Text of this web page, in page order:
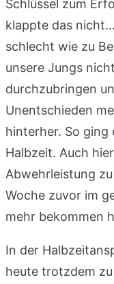
Schlüssel zum
klappte das
schlecht wie zu
unsere Jungs
durchzubringen
Unentschieden
hinterher. So ging
Halbzeit. Auch
Abwehrleistung
Woche zuvor im
mehr bekommen
In der
heute trotzdem